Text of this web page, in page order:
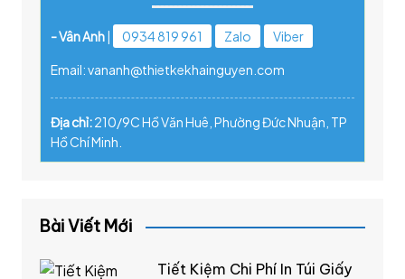
- Vân Anh| 0934 819 961 Zalo Viber
Email: vananh@thietkekhainguyen.com
Địa chỉ:210/9C Hồ Văn Huê, Phường Đức Nhuận, TP
Hồ Chí Minh.
Bài Viết Mới
Tiết Kiệm Chi Phí In Túi Giấy